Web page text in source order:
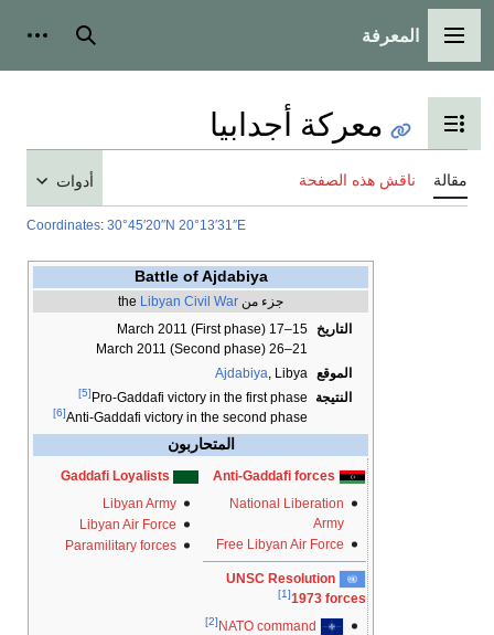
القائمة الرئيسية
المعرفة بحث
تبديل عرض جدول المحتويات
معركة أجدابيا
مقالة ناقش هذه الصفحة أدوات
Coordinates: 30°45′20″N 20°13′31″E
Battle of Ajdabiya
جزء من the Libyan Civil War
التاريخ
15–17 March 2011 (First phase)
21–26 March 2011 (Second phase)
الموقع
Ajdabiya, Libya
النتيجة
Pro-Gaddafi victory in the first phase
[5]
Anti-Gaddafi victory in the second phase
[6]
المتحاربون
Anti-Gaddafi forces
National Liberation
Army
Free Libyan Air Force
UNSC Resolution
1973 forces
[1]
NATO command
[2]
Gaddafi Loyalists
Libyan Army
Libyan Air Force
Paramilitary forces